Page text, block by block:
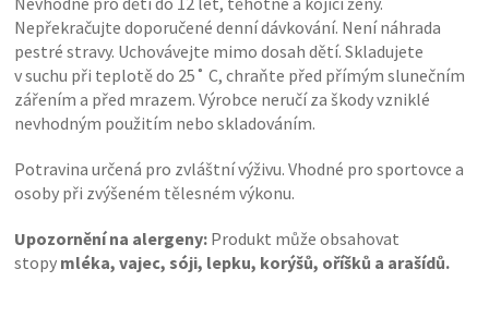
Nepřekračujte doporučené denní dávkování. Není náhrada
pestré stravy. Uchovávejte mimo dosah dětí. Skladujete
v suchu při teplotě do 25˚ C, chraňte před přímým slunečním
zářením a před mrazem. Výrobce neručí za škody vzniklé
nevhodným použitím nebo skladováním.
Potravina určená pro zvláštní výživu. Vhodné pro sportovce a
osoby při zvýšeném tělesném výkonu.
Upozornění na alergeny: Produkt může obsahovat
stopy mléka, vajec, sóji, lepku, korýšů, oříšků a arašídů.